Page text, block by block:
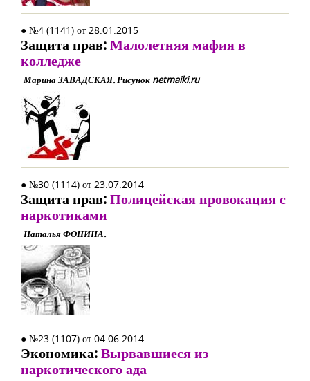
● №4 (1141) от 28.01.2015
Защита прав:Малолетняя мафия в
колледже
Марина ЗАВАДСКАЯ. Рисунок netmaiki.ru
● №30 (1114) от 23.07.2014
Защита прав:Полицейская провокация с
наркотиками
Наталья ФОНИНА.
● №23 (1107) от 04.06.2014
Экономика:Вырвавшиеся из
наркотического ада